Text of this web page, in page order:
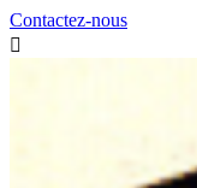
Contactez-nous
